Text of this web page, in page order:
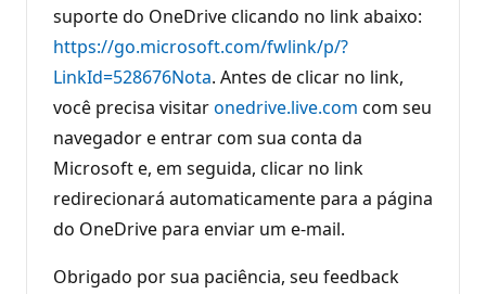
suporte do OneDrive clicando no link abaixo:
https://go.microsoft.com/fwlink/p/?
LinkId=528676Nota. Antes de clicar no link,
você precisa visitaronedrive.live.com com seu
navegador e entrar com sua conta da
Microsoft e, em seguida, clicar no link
redirecionará automaticamente para a página
do OneDrive para enviar um e-mail.
Obrigado por sua paciência, seu feedback